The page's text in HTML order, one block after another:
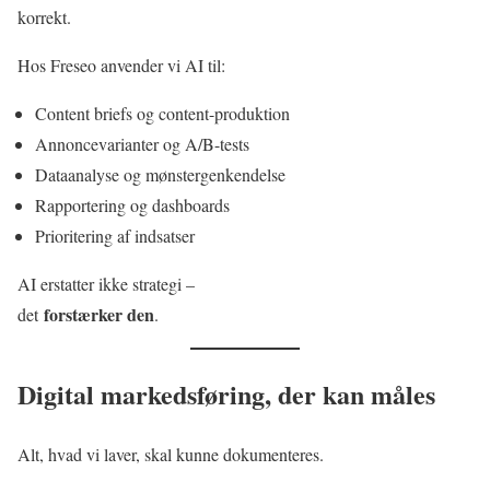
korrekt.
Hos Freseo anvender vi AI til:
Content briefs og content-produktion
Annoncevarianter og A/B-tests
Dataanalyse og mønstergenkendelse
Rapportering og dashboards
Prioritering af indsatser
AI erstatter ikke strategi –
detforstærker den.
Digital markedsføring, der kan måles
Alt, hvad vi laver, skal kunne dokumenteres.